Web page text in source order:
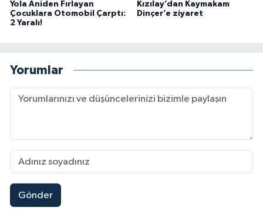
Yola Aniden Fırlayan
Çocuklara Otomobil Çarptı:
2 Yaralı!
Kızılay’dan Kaymakam
Dinçer’e ziyaret
Yorumlar
Gönder